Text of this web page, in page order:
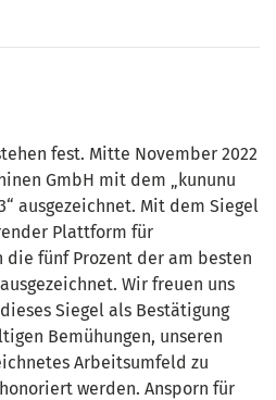
fest. Mitte November 2022
GmbH mit dem „kununu
ausgezeichnet. Mit dem Siegel
Plattform für
fünf Prozent der am besten
Wir freuen uns
Siegel als Bestätigung
Bemühungen, unseren
Arbeitsumfeld zu
werden. Ansporn für